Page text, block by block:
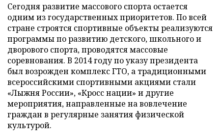
Сегодня развитие массового спорта остается
одним из государственных приоритетов. По всей
стране строятся спортивные объекты реализуются
программы по развитию детского, школьного и
дворового спорта, проводятся массовые
соревнования. В 2014 году по указу президента
был возрожден комплекс ГТО, а традиционными
всероссийскими спортивными акциями стали
«Лыжня России», «Кросс нации» и другие
мероприятия, направленные на вовлечение
граждан в регулярные занятия физической
культурой.